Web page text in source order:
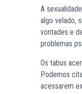
A
algo velado,
vontades e
problemas
Os tabus
Podemos
acessarem